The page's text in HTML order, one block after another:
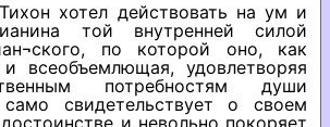
хотел действовать на ум и
той внутренней силой
по которой оно, как
всеобъемлющая, удовлетворяя
потребностям души
само свидетельствует о своем
и невольно покоряет